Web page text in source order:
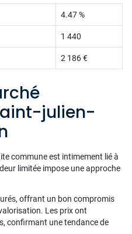
4.47 %
1 440
2 186 €
julien-
commune est intimement lié à
limitée impose une approche
offrant un bon compromis
Les prix ont
confirmant une tendance de